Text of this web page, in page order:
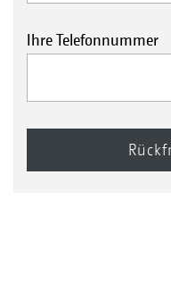
Ihre Telefonnummer